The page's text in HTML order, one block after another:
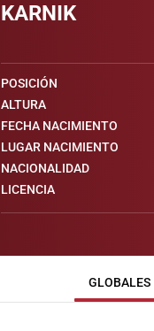
KARNIK
POSICIÓN
ALTURA
FECHA NACIMIENTO
LUGAR NACIMIENTO
NACIONALIDAD
LICENCIA
GLOBALES